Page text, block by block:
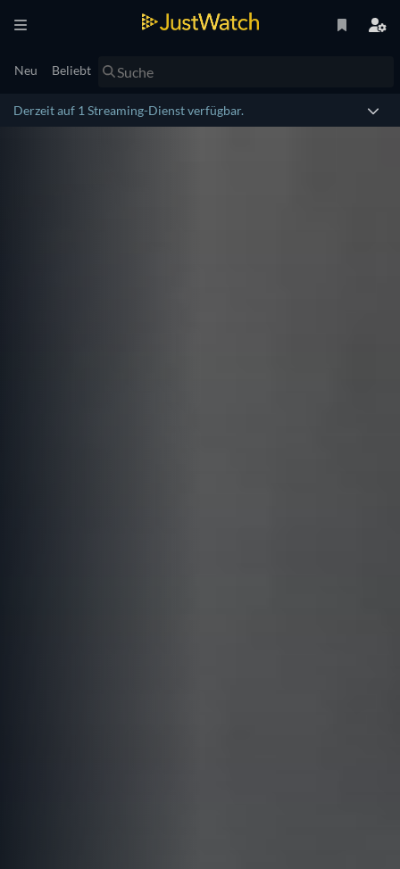
Neu Beliebt
Derzeit auf 1 Streaming-Dienst verfügbar.